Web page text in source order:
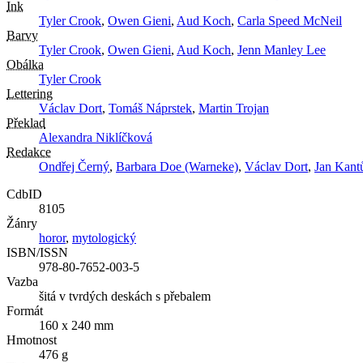
Ink
Tyler Crook, Owen Gieni, Aud Koch, Carla Speed McNeil
Barvy
Tyler Crook, Owen Gieni, Aud Koch, Jenn Manley Lee
Obálka
Tyler Crook
Lettering
Václav Dort, Tomáš Náprstek, Martin Trojan
Překlad
Alexandra Niklíčková
Redakce
Ondřej Černý, Barbara Doe (Warneke), Václav Dort, Jan
CdbID
8105
Žánry
horor, mytologický
ISBN/ISSN
978-80-7652-003-5
Vazba
šitá v tvrdých deskách s přebalem
Formát
160 x 240 mm
Hmotnost
476 g